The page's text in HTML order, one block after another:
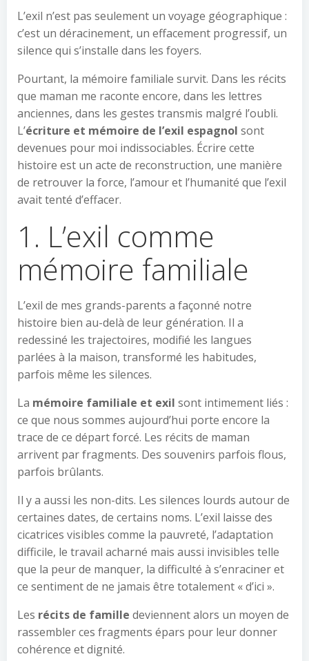
L’exil n’est pas seulement un voyage géographique :
c’est un déracinement, un effacement progressif, un
silence qui s’installe dans les foyers.
Pourtant, la mémoire familiale survit. Dans les récits
que maman me raconte encore, dans les lettres
anciennes, dans les gestes transmis malgré l’oubli.
L’écriture et mémoire de l’exil espagnol sont
devenues pour moi indissociables. Écrire cette
histoire est un acte de reconstruction, une manière
de retrouver la force, l’amour et l’humanité que l’exil
avait tenté d’effacer.
1. L’exil comme
mémoire familiale
L’exil de mes grands-parents a façonné notre
histoire bien au-delà de leur génération. Il a
redessiné les trajectoires, modifié les langues
parlées à la maison, transformé les habitudes,
parfois même les silences.
La mémoire familiale et exil sont intimement liés :
ce que nous sommes aujourd’hui porte encore la
trace de ce départ forcé. Les récits de maman
arrivent par fragments. Des souvenirs parfois flous,
parfois brûlants.
Il y a aussi les non-dits. Les silences lourds autour de
certaines dates, de certains noms. L’exil laisse des
cicatrices visibles comme la pauvreté, l’adaptation
difficile, le travail acharné mais aussi invisibles telle
que la peur de manquer, la difficulté à s’enraciner et
ce sentiment de ne jamais être totalement « d’ici ».
Les récits de famille deviennent alors un moyen de
rassembler ces fragments épars pour leur donner
cohérence et dignité.